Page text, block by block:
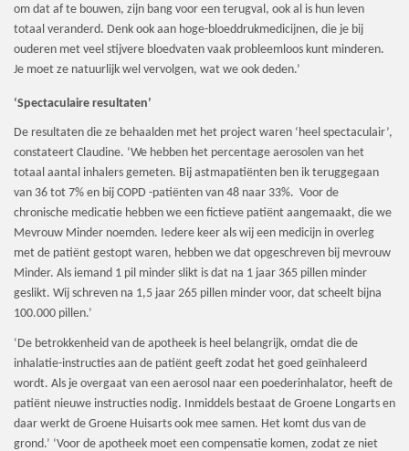
om dat af te bouwen, zijn bang voor een terugval, ook al is hun leven
totaal veranderd. Denk ook aan hoge-bloeddrukmedicijnen, die je bij
ouderen met veel stijvere bloedvaten vaak probleemloos kunt minderen.
Je moet ze natuurlijk wel vervolgen, wat we ook deden.’
‘Spectaculaire resultaten’
De resultaten die ze behaalden met het project waren ‘heel spectaculair’,
constateert Claudine. ‘We hebben het percentage aerosolen van het
totaal aantal inhalers gemeten. Bij astmapatiënten ben ik teruggegaan
van 36 tot 7% en bij COPD -patiënten van 48 naar 33%. Voor de
chronische medicatie hebben we een fictieve patiënt aangemaakt, die we
Mevrouw Minder noemden. Iedere keer als wij een medicijn in overleg
met de patiënt gestopt waren, hebben we dat opgeschreven bij mevrouw
Minder. Als iemand 1 pil minder slikt is dat na 1 jaar 365 pillen minder
geslikt. Wij schreven na 1,5 jaar 265 pillen minder voor, dat scheelt bijna
100.000 pillen.’
‘De betrokkenheid van de apotheek is heel belangrijk, omdat die de
inhalatie-instructies aan de patiënt geeft zodat het goed geïnhaleerd
wordt. Als je overgaat van een aerosol naar een poederinhalator, heeft de
patiënt nieuwe instructies nodig. Inmiddels bestaat de Groene Longarts en
daar werkt de Groene Huisarts ook mee samen. Het komt dus van de
grond.’ ‘Voor de apotheek moet een compensatie komen, zodat ze niet